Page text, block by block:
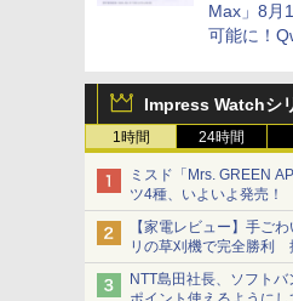
Max」8月
可能に！
Impress Watchシ
1時間 24時間
ミスド「Mrs. GREEN
ツ4種、いよいよ発売！
【家電レビュー】手ご
リの草刈機で完全勝利
NTT島田社長、ソフト